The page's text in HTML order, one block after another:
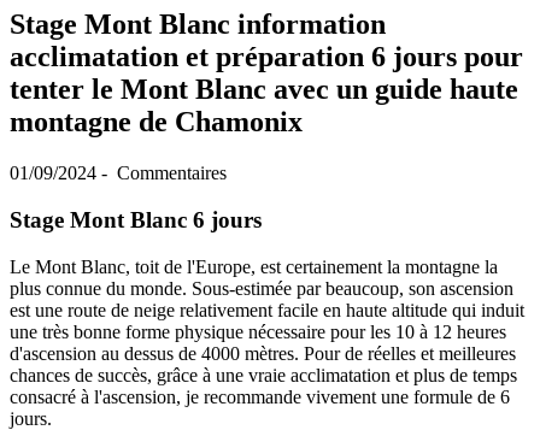
Stage Mont Blanc information
acclimatation et préparation 6 jours pour
tenter le Mont Blanc avec un guide haute
montagne de Chamonix
01/09/2024 - Commentaires
Stage Mont Blanc 6 jours
Le Mont Blanc, toit de l'Europe, est certainement la montagne la
plus connue du monde. Sous-estimée par beaucoup, son ascension
est une route de neige relativement facile en haute altitude qui induit
une très bonne forme physique nécessaire pour les 10 à 12 heures
d'ascension au dessus de 4000 mètres. Pour de réelles et meilleures
chances de succès, grâce à une vraie acclimatation et plus de temps
consacré à l'ascension, je recommande vivement une formule de 6
jours.